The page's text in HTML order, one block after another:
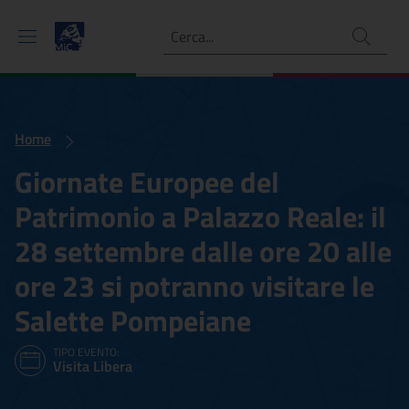
Ricerca
Home
Giornate Europee del
Patrimonio a Palazzo Reale: il
28 settembre dalle ore 20 alle
ore 23 si potranno visitare le
Salette Pompeiane
TIPO EVENTO:
Visita Libera